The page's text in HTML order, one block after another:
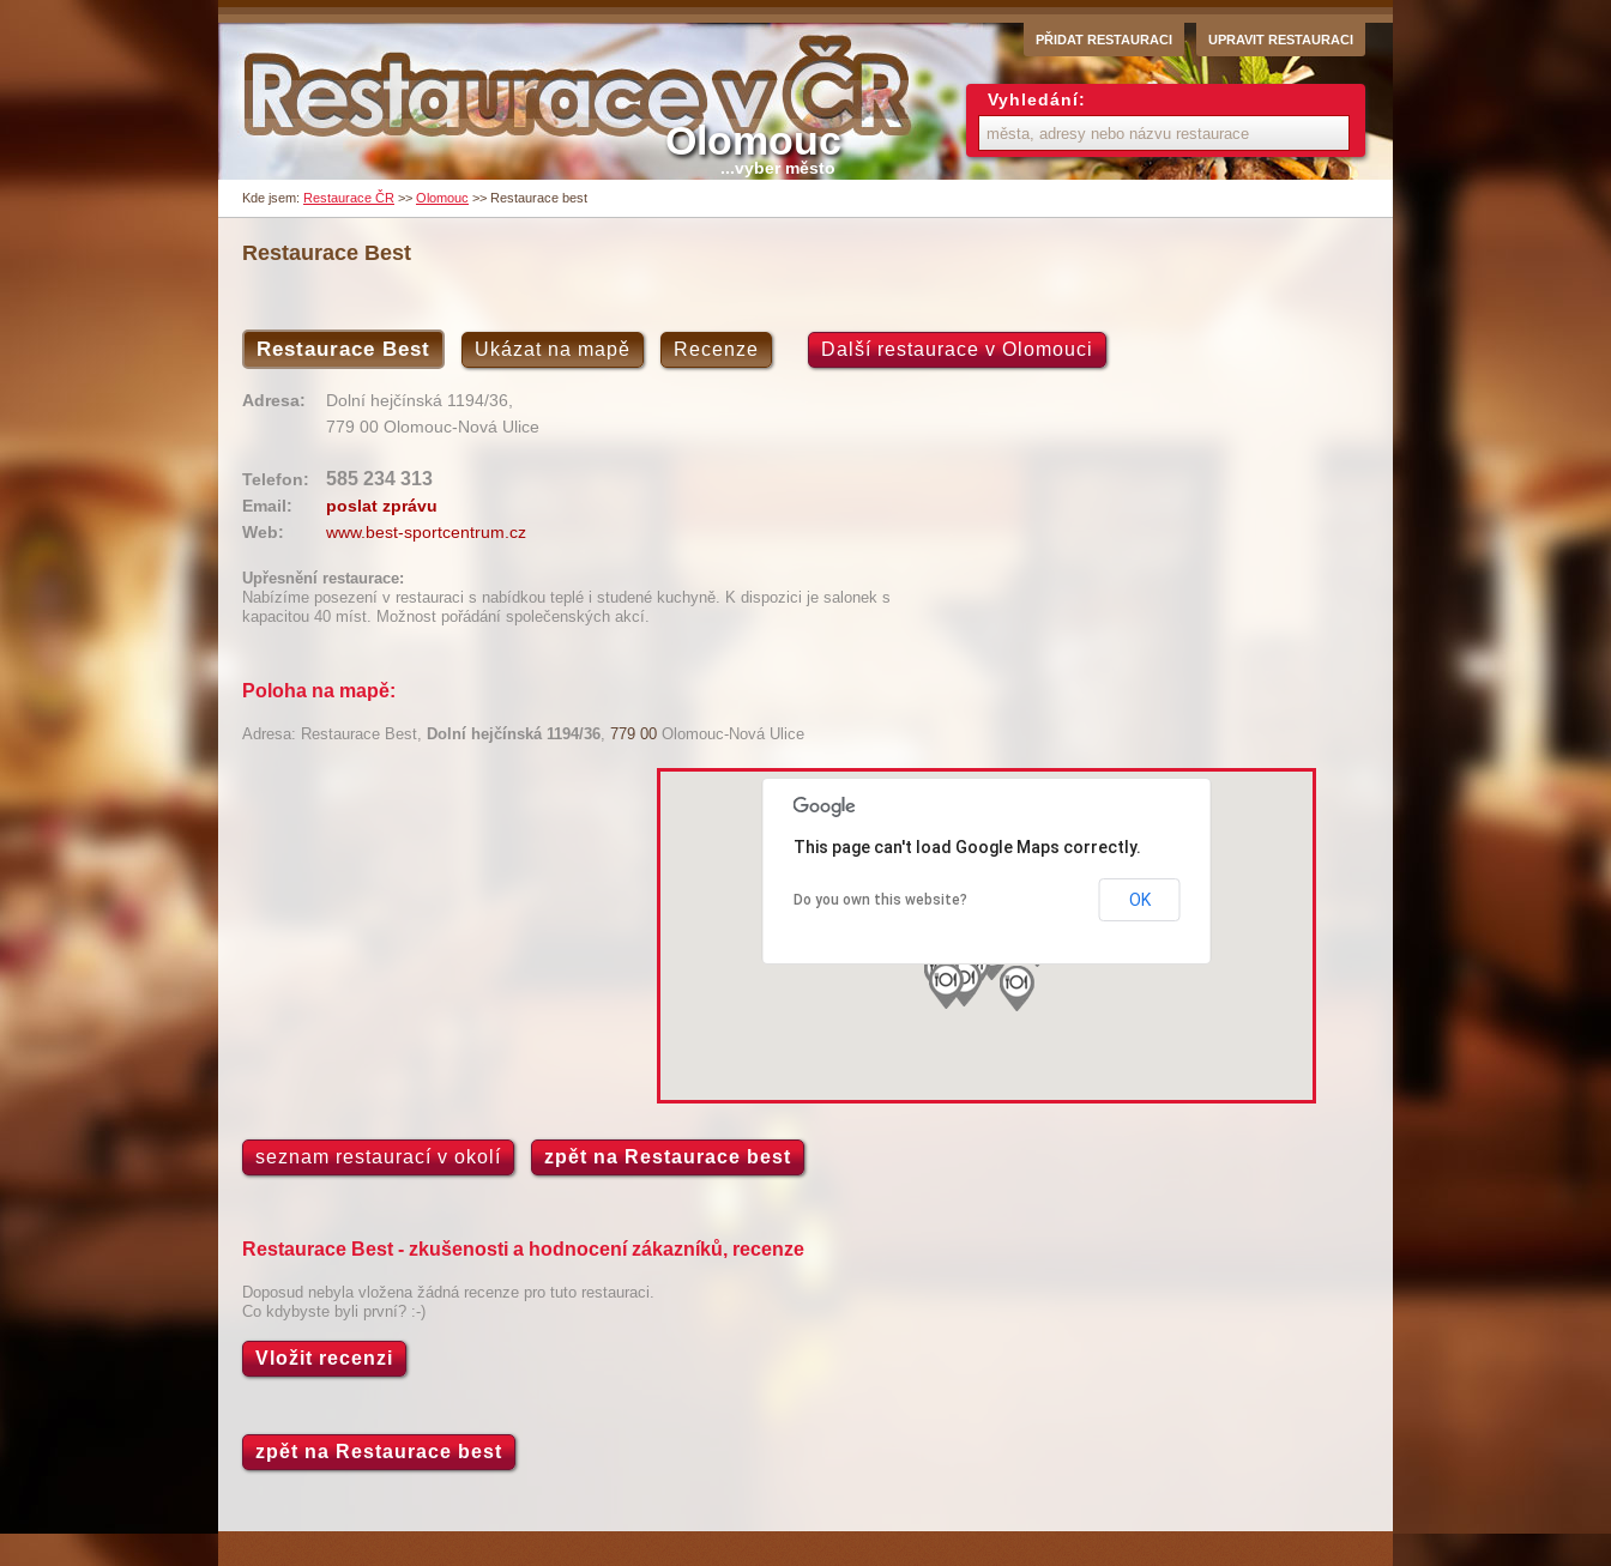
PŘIDAT RESTAURACI UPRAVIT RESTAURACI
Olomouc
...vyber město
Kde jsem: Restaurace ČR >> Olomouc >> Restaurace best
Restaurace Best
Restaurace Best Ukázat na mapě Recenze Další restaurace v Olomouci
Adresa:
Dolní hejčínská 1194/36,
779 00 Olomouc-Nová Ulice
Telefon: 585 234 313
Email:
poslat zprávu
Web:
www.best-sportcentrum.cz
Upřesnění restaurace:
Nabízíme posezení v restauraci s nabídkou teplé i studené kuchyně. K dispozici je salonek s
kapacitou 40 míst. Možnost pořádání společenských akcí.
Poloha na mapě:
Adresa: Restaurace Best, Dolní hejčínská 1194/36, 779 00 Olomouc-Nová Ulice
This page can't load Google Maps correctly.
Do you own this website? OK
seznam restaurací v okolí zpět na Restaurace best
Restaurace Best - zkušenosti a hodnocení zákazníků, recenze
Doposud nebyla vložena žádná recenze pro tuto restauraci.
Co kdybyste byli první? :-)
Vložit recenzi
zpět na Restaurace best
Vyhledání: